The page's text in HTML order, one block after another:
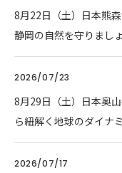
8月22日（土）日本熊
静岡の自然を守りましょ
2026/07/23
8月29日（土）日本奥
ら紐解く地球のダイナ
2026/07/17